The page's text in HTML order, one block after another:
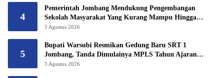
4
Pemerintah Jombang Mendukung Pengembangan
Sekolah Masyarakat Yang Kurang Mampu Hingga
Hibahkan 6,3 Hektar Untuk Sekolah Rakyat
3 Agustus 2026
5
Bupati Warsubi Resmikan Gedung Baru SRT 1
Jombang, Tanda Dimulainya MPLS Tahun Ajaran
2026/2027
3 Agustus 2026